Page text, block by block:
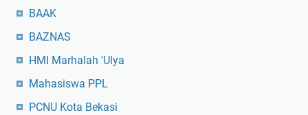
BAAK
BAZNAS
HMI Marhalah 'Ulya
Mahasiswa PPL
PCNU Kota Bekasi